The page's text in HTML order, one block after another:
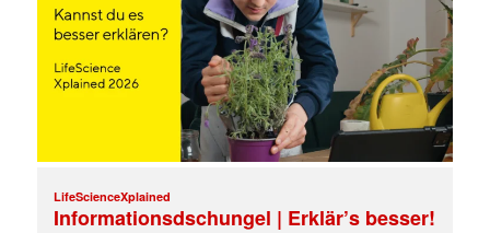
LifeScienceXplained
Informationsdschungel | Erklär’s besser!